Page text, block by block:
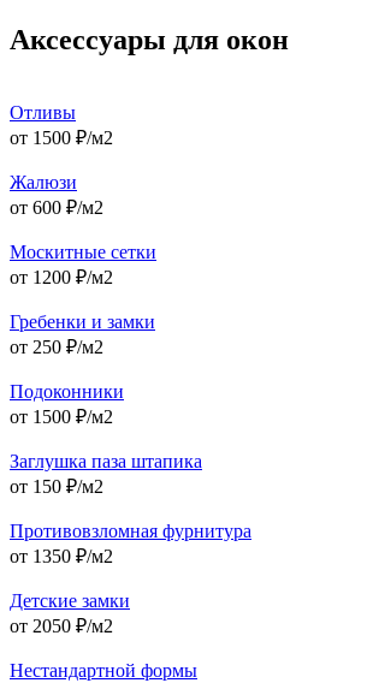
Аксессуары для окон
Отливы
от 1500 ₽/м2
Жалюзи
от 600 ₽/м2
Москитные сетки
от 1200 ₽/м2
Гребенки и замки
от 250 ₽/м2
Подоконники
от 1500 ₽/м2
Заглушка паза штапика
от 150 ₽/м2
Противовзломная фурнитура
от 1350 ₽/м2
Детские замки
от 2050 ₽/м2
Нестандартной формы